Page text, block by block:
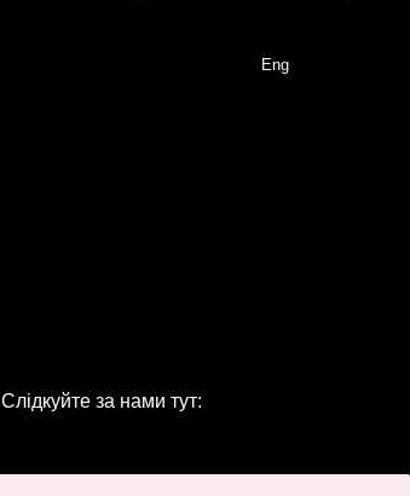
Eng
Слідкуйте за нами тут: